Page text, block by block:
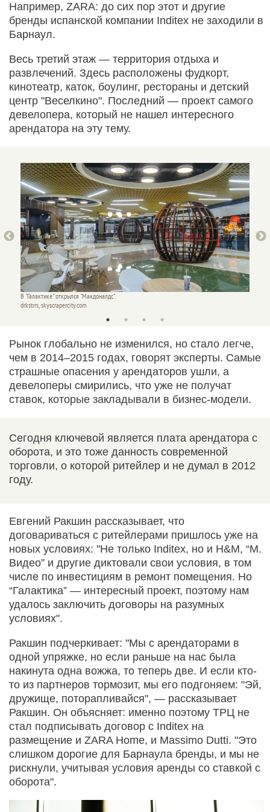
Например, ZARA: до сих пор этот и другие
бренды испанской компании Inditex не заходили в
Барнаул.
Весь третий этаж — территория отдыха и
развлечений. Здесь расположены фудкорт,
кинотеатр, каток, боулинг, рестораны и детский
центр "Веселкино". Последний — проект самого
девелопера, который не нашел интересного
арендатора на эту тему.
В "Галактике" открылся "Макдоналдс".
drkstrrs, skyscrapercity.com
Рынок глобально не изменился, но стало легче,
чем в 2014–2015 годах, говорят эксперты. Самые
страшные опасения у арендаторов ушли, а
девелоперы смирились, что уже не получат
ставок, которые закладывали в бизнес-модели.
Сегодня ключевой является плата арендатора с
оборота, и это тоже данность современной
торговли, о которой ритейлер и не думал в 2012
году.
Евгений Ракшин рассказывает, что
договариваться с ритейлерами пришлось уже на
новых условиях: "Не только Inditex, но и H&M, “М.
Видео” и другие диктовали свои условия, в том
числе по инвестициям в ремонт помещения. Но
“Галактика” — интересный проект, поэтому нам
удалось заключить договоры на разумных
условиях".
Ракшин подчеркивает: "Мы с арендаторами в
одной упряжке, но если раньше на нас была
накинута одна вожжа, то теперь две. И если кто-
то из партнеров тормозит, мы его подгоняем: "Эй,
дружище, поторапливайся", — рассказывает
Ракшин. Он объясняет: именно поэтому ТРЦ не
стал подписывать договор с Inditex на
размещение и ZARA Home, и Massimo Dutti. "Это
слишком дорогие для Барнаула бренды, и мы не
рискнули, учитывая условия аренды со ставкой с
оборота".